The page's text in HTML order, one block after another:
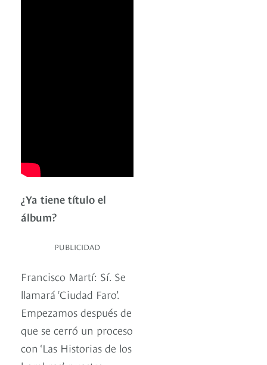
¿Ya tiene título el
álbum?
PUBLICIDAD
Francisco Martí: Sí. Se
llamará ‘Ciudad Faro’.
Empezamos después de
que se cerró un proceso
con ‘Las Historias de los